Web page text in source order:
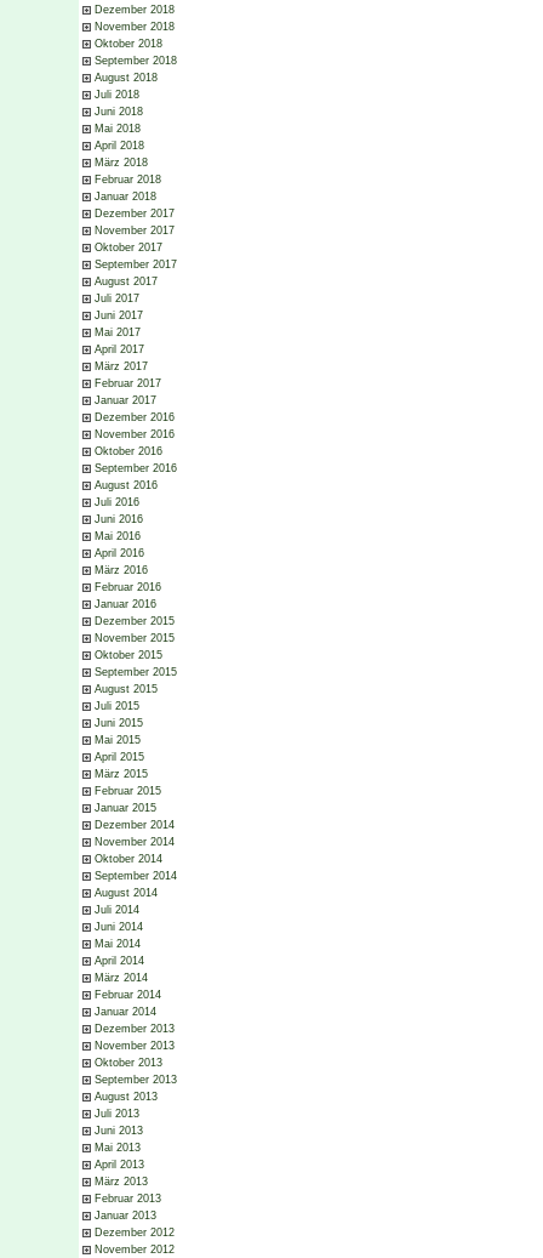
Dezember 2018
November 2018
Oktober 2018
September 2018
August 2018
Juli 2018
Juni 2018
Mai 2018
April 2018
März 2018
Februar 2018
Januar 2018
Dezember 2017
November 2017
Oktober 2017
September 2017
August 2017
Juli 2017
Juni 2017
Mai 2017
April 2017
März 2017
Februar 2017
Januar 2017
Dezember 2016
November 2016
Oktober 2016
September 2016
August 2016
Juli 2016
Juni 2016
Mai 2016
April 2016
März 2016
Februar 2016
Januar 2016
Dezember 2015
November 2015
Oktober 2015
September 2015
August 2015
Juli 2015
Juni 2015
Mai 2015
April 2015
März 2015
Februar 2015
Januar 2015
Dezember 2014
November 2014
Oktober 2014
September 2014
August 2014
Juli 2014
Juni 2014
Mai 2014
April 2014
März 2014
Februar 2014
Januar 2014
Dezember 2013
November 2013
Oktober 2013
September 2013
August 2013
Juli 2013
Juni 2013
Mai 2013
April 2013
März 2013
Februar 2013
Januar 2013
Dezember 2012
November 2012